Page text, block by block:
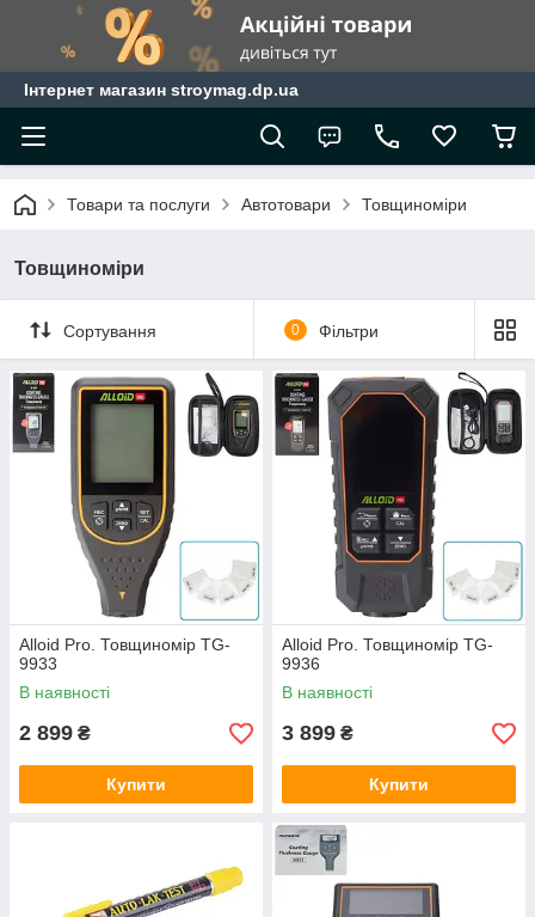
Інтернет магазин stroymag.dp.ua
Товари та послуги Автотовари Товщиноміри
Товщиноміри
Сортування 0 Фільтри
Alloid Pro. Товщиномір TG-
9933
В наявності
2 899 ₴
Купити
Alloid Pro. Товщиномір TG-
9936
В наявності
3 899 ₴
Купити